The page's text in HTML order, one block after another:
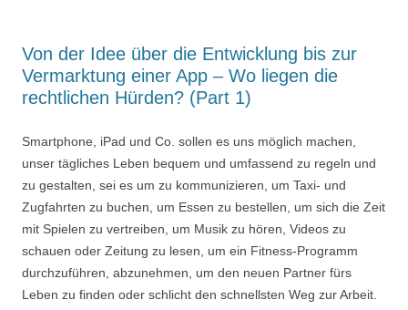
Von der Idee über die Entwicklung bis zur
Vermarktung einer App – Wo liegen die
rechtlichen Hürden? (Part 1)
Smartphone, iPad und Co. sollen es uns möglich machen,
unser tägliches Leben bequem und umfassend zu regeln und
zu gestalten, sei es um zu kommunizieren, um Taxi- und
Zugfahrten zu buchen, um Essen zu bestellen, um sich die Zeit
mit Spielen zu vertreiben, um Musik zu hören, Videos zu
schauen oder Zeitung zu lesen, um ein Fitness-Programm
durchzuführen, abzunehmen, um den neuen Partner fürs
Leben zu finden oder schlicht den schnellsten Weg zur Arbeit.